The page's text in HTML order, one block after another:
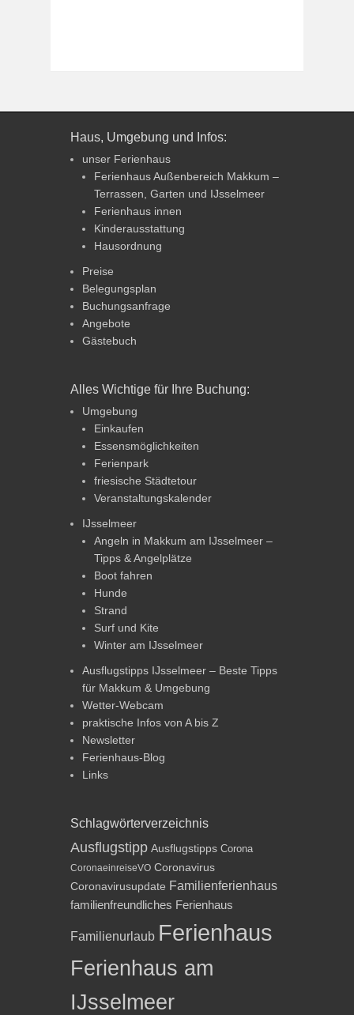
Haus, Umgebung und Infos:
unser Ferienhaus
Ferienhaus Außenbereich Makkum –
Terrassen, Garten und IJsselmeer
Ferienhaus innen
Kinderausstattung
Hausordnung
Preise
Belegungsplan
Buchungsanfrage
Angebote
Gästebuch
Alles Wichtige für Ihre Buchung:
Umgebung
Einkaufen
Essensmöglichkeiten
Ferienpark
friesische Städtetour
Veranstaltungskalender
IJsselmeer
Angeln in Makkum am IJsselmeer –
Tipps & Angelplätze
Boot fahren
Hunde
Strand
Surf und Kite
Winter am IJsselmeer
Ausflugstipps IJsselmeer – Beste Tipps
für Makkum & Umgebung
Wetter-Webcam
praktische Infos von A bis Z
Newsletter
Ferienhaus-Blog
Links
Schlagwörterverzeichnis
Ausflugstipp Ausflugstipps Corona
CoronaeinreiseVO Coronavirus
Coronavirusupdate Familienferienhaus
familienfreundliches Ferienhaus
Familienurlaub Ferienhaus
Ferienhaus am
IJsselmeer